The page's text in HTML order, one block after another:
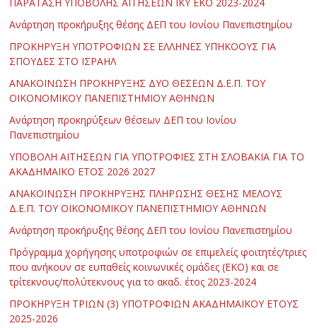
ΠΑΡΑΤΑΣΗ ΥΠΟΒΟΛΗΣ ΑΙΤΗΣΕΩΝ ΙΚΥ ΕΚΟ 2023-2024
Ανάρτηση προκήρυξης θέσης ΔΕΠ του Ιονίου Πανεπιστημίου
ΠΡΟΚΗΡΥΞΗ ΥΠΟΤΡΟΦΙΩΝ ΣΕ ΕΛΛΗΝΕΣ ΥΠΗΚΟΟΥΣ ΓΙΑ
ΣΠΟΥΔΕΣ ΣΤΟ ΙΣΡΑΗΛ
ΑΝΑΚΟΙΝΩΣΗ ΠΡΟΚΗΡΥΞΗΣ ΔΥΟ ΘΕΣΕΩΝ Δ.Ε.Π. ΤΟΥ
ΟΙΚΟΝΟΜΙΚΟΥ ΠΑΝΕΠΙΣΤΗΜΙΟΥ ΑΘΗΝΩΝ
Ανάρτηση προκηρύξεων θέσεων ΔΕΠ του Ιονίου
Πανεπιστημίου
ΥΠΟΒΟΛΗ ΑΙΤΗΣΕΩΝ ΓΙΑ ΥΠΟΤΡΟΦΙΕΣ ΣΤΗ ΣΛΟΒΑΚΙΑ ΓΙΑ ΤΟ
ΑΚΑΔΗΜΑΪΚΟ ΕΤΟΣ 2026 2027
ΑΝΑΚΟΙΝΩΣΗ ΠΡΟΚΗΡΥΞΗΣ ΠΛΗΡΩΣΗΣ ΘΕΣΗΣ ΜΕΛΟΥΣ
Δ.Ε.Π. ΤΟΥ ΟΙΚΟΝΟΜΙΚΟΥ ΠΑΝΕΠΙΣΤΗΜΙΟΥ ΑΘΗΝΩΝ
Ανάρτηση προκήρυξης θέσης ΔΕΠ του Ιονίου Πανεπιστημίου
Πρόγραμμα χορήγησης υποτροφιών σε επιμελείς φοιτητές/τριες
που ανήκουν σε ευπαθείς κοινωνικές ομάδες (ΕΚΟ) και σε
τρίτεκνους/πολύτεκνους για το ακαδ. έτος 2023-2024
ΠΡΟΚΗΡΥΞΗ ΤΡΙΩΝ (3) ΥΠΟΤΡΟΦΙΩΝ ΑΚΑΔΗΜΑΪΚΟΥ ΕΤΟΥΣ
2025-2026